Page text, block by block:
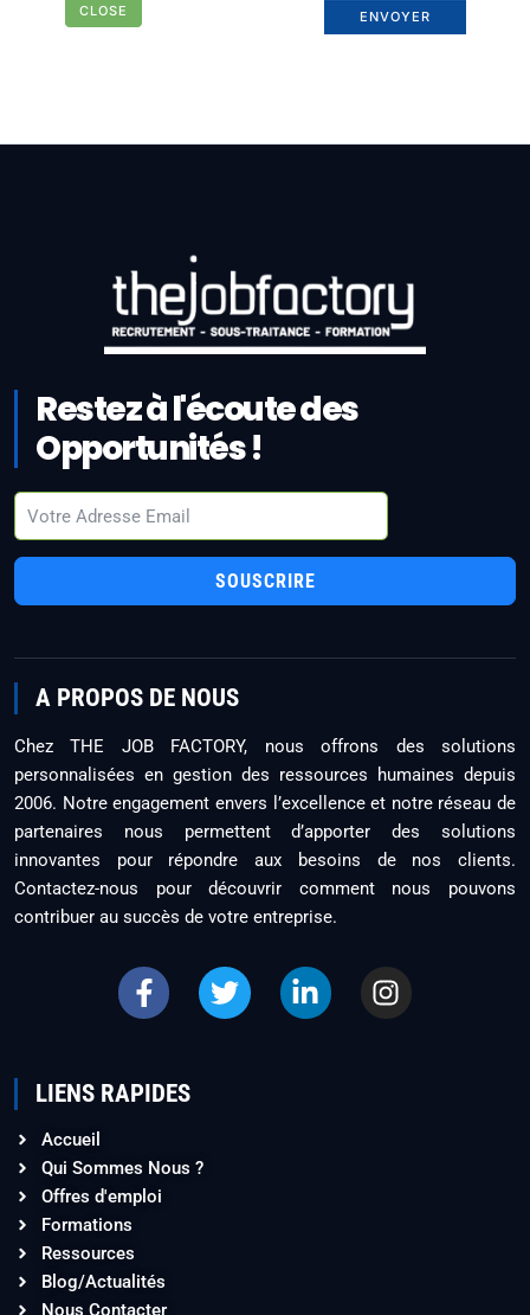
ENVOYER
CLOSE
Restez à l'écoute des
Opportunités !
SOUSCRIRE
A PROPOS DE NOUS
Chez THE JOB FACTORY, nous offrons des solutions
personnalisées en gestion des ressources humaines depuis
2006. Notre engagement envers l’excellence et notre réseau de
partenaires nous permettent d’apporter des solutions
innovantes pour répondre aux besoins de nos clients.
Contactez-nous pour découvrir comment nous pouvons
contribuer au succès de votre entreprise.
LIENS RAPIDES
Accueil
Qui Sommes Nous ?
Offres d'emploi
Formations
Ressources
Blog/Actualités
Nous Contacter